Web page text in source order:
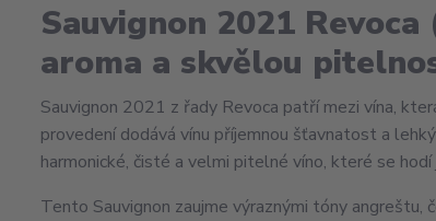
Sauvignon 2021
aroma a skvělou
Sauvignon 2021 z řady Revoca patří mezi vína,
provedení dodává vínu příjemnou šťavnatost a
harmonické, čisté a velmi pitelné víno, které se
Tento Sauvignon zaujme výraznými tóny angreštu,